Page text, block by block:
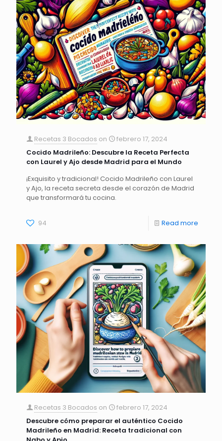
Recetas 3 Bocados on
febrero 17, 2024
Cocido Madrileño: Descubre la Receta Perfecta
con Laurel y Ajo desde Madrid para el Mundo
¡Exquisito y tradicional! Cocido Madrileño con Laurel
y Ajo, la receta secreta desde el corazón de Madrid
que transformará tu cocina.
94 Read more
Recetas 3 Bocados on
febrero 17, 2024
Descubre cómo preparar el auténtico Cocido
Madrileño en Madrid: Receta tradicional con